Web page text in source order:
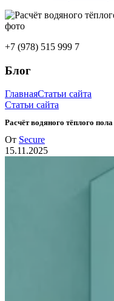
+7 (978) 515 999 7
Блог
ГлавнаяСтатьи сайта
Статьи сайта
Расчёт водяного тёплого
От Secure
15.11.2025